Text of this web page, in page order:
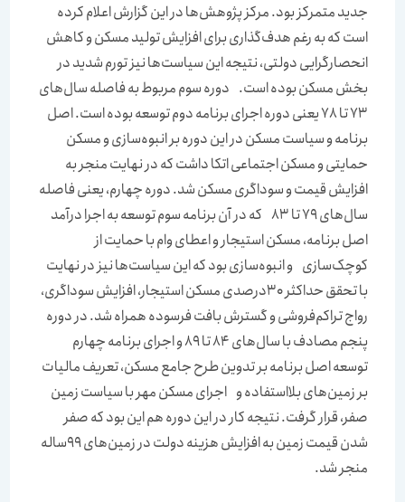
جدید متمرکز بود. مرکز پژوهش‌‌‌ها در این گزارش اعلام کرده
است که به رغم هدف‌‌‌گذاری برای افزایش تولید مسکن و کاهش
انحصارگرایی دولتی، نتیجه این سیاست‌‌‌ها نیز تورم شدید در
بخش مسکن بوده است. دوره سوم مربوط به فاصله سال‌‌‌های
73 تا 78 یعنی دوره اجرای برنامه دوم توسعه بوده است. اصل
برنامه و سیاست مسکن در این دوره بر انبوه‌‌‌سازی و مسکن
حمایتی و مسکن اجتماعی اتکا داشت که در نهایت منجر به
افزایش قیمت و سوداگری مسکن شد. دوره چهارم، یعنی فاصله
سال‌‌‌های 79 تا 83 که در آن برنامه سوم توسعه به اجرا درآمد
اصل برنامه، مسکن استیجار و اعطای وام با حمایت از
کوچک‌‌‌سازی و انبوه‌‌‌سازی بود که این سیاست‌‌‌ها نیز در نهایت
با تحقق حداکثر 30درصدی مسکن استیجار، افزایش سوداگری،
رواج تراکم‌‌‌فروشی و گسترش بافت فرسوده همراه شد. در دوره
پنجم مصادف با سال‌‌‌های 84 تا 89 و اجرای برنامه چهارم
توسعه اصل برنامه بر تدوین طرح جامع مسکن، تعریف مالیات
بر زمین‌‌‌های بلااستفاده و اجرای مسکن مهر با سیاست زمین
صفر، قرار گرفت. نتیجه کار در این دوره هم این بود که صفر
شدن قیمت زمین به افزایش هزینه دولت در زمین‌‌‌های 99ساله
منجر شد.